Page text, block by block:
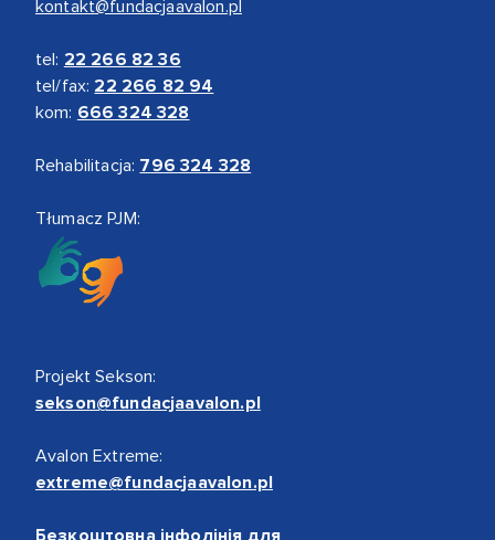
kontakt@fundacjaavalon.pl
tel: 22 266 82 36
tel/fax: 22 266 82 94
kom: 666 324 328
Rehabilitacja: 796 324 328
Tłumacz PJM:
Projekt Sekson:
sekson@fundacjaavalon.pl
Avalon Extreme:
extreme@fundacjaavalon.pl
Безкоштовна інфолінія для